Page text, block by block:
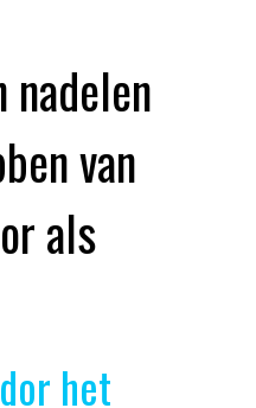
nadelen
van
als
het